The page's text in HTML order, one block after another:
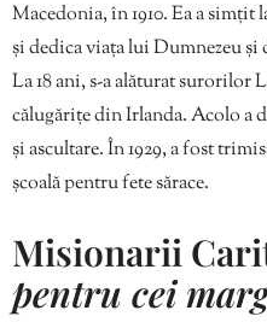
Macedonia, în 1910. Ea a simțit
și dedica viața lui Dumnezeu și
La 18 ani, s-a alăturat surorilor
călugărițe din Irlanda. Acolo a
și ascultare. În 1929, a fost
școală pentru fete sărace.
Misionarii
pentru cei